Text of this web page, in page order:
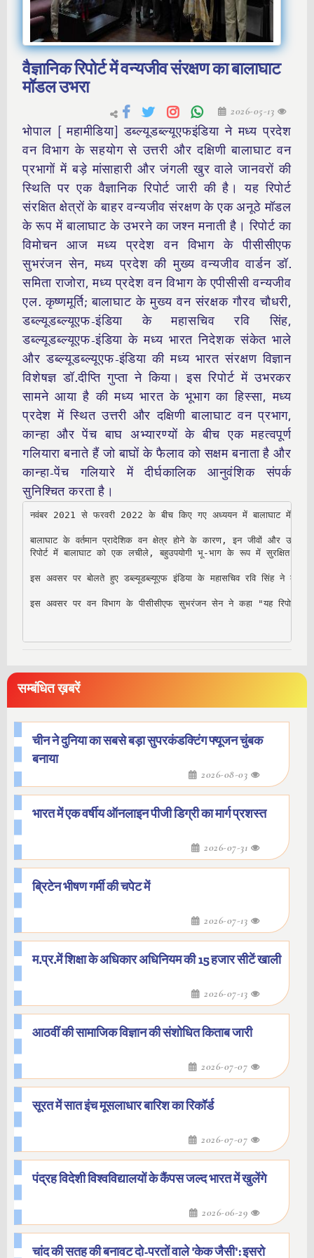
वैज्ञानिक रिपोर्ट में वन्यजीव संरक्षण का बालाघाट
मॉडल उभरा
2026-05-13
भोपाल [ महामीडिया] डब्ल्यूडब्ल्यूएफइंडिया ने मध्य प्रदेश
वन विभाग के सहयोग से उत्तरी और दक्षिणी बालाघाट वन
प्रभागों में बड़े मांसाहारी और जंगली खुर वाले जानवरों की
स्थिति पर एक वैज्ञानिक रिपोर्ट जारी की है। यह रिपोर्ट
संरक्षित क्षेत्रों के बाहर वन्यजीव संरक्षण के एक अनूठे मॉडल
के रूप में बालाघाट के उभरने का जश्न मनाती है। रिपोर्ट का
विमोचन आज मध्य प्रदेश वन विभाग के पीसीसीएफ
सुभरंजन सेन, मध्य प्रदेश की मुख्य वन्यजीव वार्डन डॉ.
समिता राजोरा, मध्य प्रदेश वन विभाग के एपीसीसी वन्यजीव
एल. कृष्णमूर्ति; बालाघाट के मुख्य वन संरक्षक गौरव चौधरी,
डब्ल्यूडब्ल्यूएफ-इंडिया के महासचिव रवि सिंह,
डब्ल्यूडब्ल्यूएफ-इंडिया के मध्य भारत निदेशक संकेत भाले
और डब्ल्यूडब्ल्यूएफ-इंडिया की मध्य भारत संरक्षण विज्ञान
विशेषज्ञ डॉ.दीप्ति गुप्ता ने किया। इस रिपोर्ट में उभरकर
सामने आया है की मध्य भारत के भूभाग का हिस्सा, मध्य
प्रदेश में स्थित उत्तरी और दक्षिणी बालाघाट वन प्रभाग,
कान्हा और पेंच बाघ अभ्यारण्यों के बीच एक महत्वपूर्ण
गलियारा बनाते हैं जो बाघों के फैलाव को सक्षम बनाता है और
कान्हा-पेंच गलियारे में दीर्घकालिक आनुवंशिक संपर्क
सुनिश्चित करता है।
नवंबर 2021 से फरवरी 2022 के बीच किए गए अध्ययन में बालाघाट में 24
बालाघाट के वर्तमान प्रादेशिक वन क्षेत्र होने के कारण, इन जीवों और
रिपोर्ट में बालाघाट को एक लचीले, बहुउपयोगी भू-भाग के रूप में सुरक्षित
इस अवसर पर बोलते हुए डब्ल्यूडब्ल्यूएफ इंडिया के महासचिव रवि सिंह ने कहा
इस अवसर पर वन विभाग के पीसीसीएफ सुभरंजन सेन ने कहा "यह रिपोर्ट केवल
सम्बंधित ख़बरें
चीन ने दुनिया का सबसे बड़ा सुपरकंडक्टिंग फ्यूजन चुंबक
बनाया
2026-08-03
भारत में एक वर्षीय ऑनलाइन पीजी डिग्री का मार्ग प्रशस्त
2026-07-31
ब्रिटेन भीषण गर्मी की चपेट में
2026-07-13
म.प्र.में शिक्षा के अधिकार अधिनियम की 15 हजार सीटें खाली
2026-07-13
आठवीं की सामाजिक विज्ञान की संशोधित किताब जारी
2026-07-07
सूरत में सात इंच मूसलाधार बारिश का रिकॉर्ड
2026-07-07
पंद्रह विदेशी विश्वविद्यालयों के कैंपस जल्द भारत में खुलेंगे
2026-06-29
चांद की सतह की बनावट दो-परतों वाले 'केक जैसी': इसरो